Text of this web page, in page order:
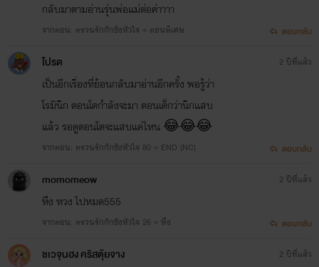
กลับมาตามอ่านรุ่นพ่อแม่ต่อค่าาาา
จากตอน: ตรวนรักกักขังหัวใจ < ตอนพิเศษ ตอบกลับ
โปรด
เป็นอีกเรื่องที่ย้อนกลับมาอ่านอีกครั้ง พอรู้ว่า
โรมินิก ตอนโตกำลังจะมา ตอนเด็กว่านิกแสบ
แล้ว รอดูตอนโตจะแสบแค่ไหน 😂😂😂
จากตอน: ตรวนรักกักขังหัวใจ 80 < END (NC)
2 ปีที่แล้ว
ตอบกลับ
momomeow
หึง หวง ไปหมด555
จากตอน: ตรวนรักกักขังหัวใจ 26 < หึง
2 ปีที่แล้ว
ตอบกลับ
ชเวจุนฮง คริสตุ้ยจาง 2 ปีที่แล้ว